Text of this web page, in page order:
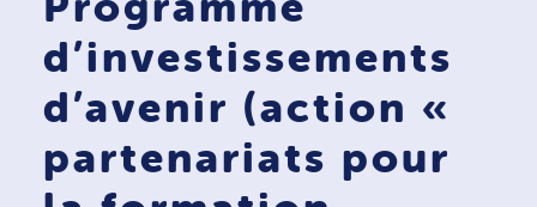
d’investissements
d’avenir (action «
partenariats pour